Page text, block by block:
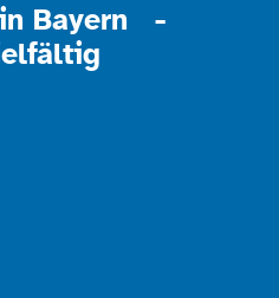
Bayern -